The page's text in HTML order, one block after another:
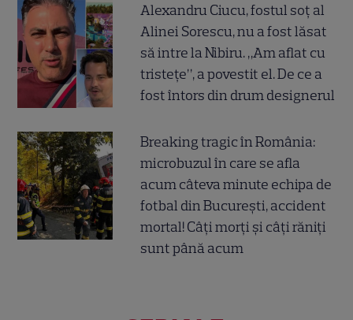
Alexandru Ciucu, fostul soț al
Alinei Sorescu, nu a fost lăsat
să intre la Nibiru. „Am aflat cu
tristețe”, a povestit el. De ce a
fost întors din drum designerul
Breaking tragic în România:
microbuzul în care se afla
acum câteva minute echipa de
fotbal din București, accident
mortal! Câți morți și câți răniți
sunt până acum